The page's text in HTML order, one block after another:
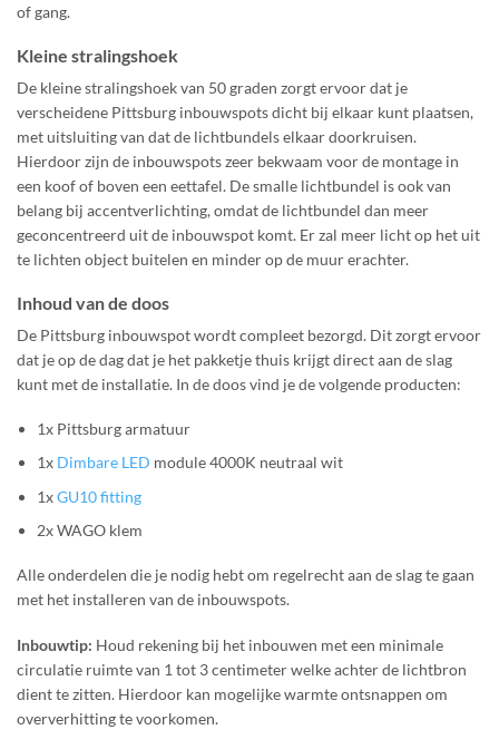
of gang.
Kleine stralingshoek
De kleine stralingshoek van 50 graden zorgt ervoor dat je
verscheidene Pittsburg inbouwspots dicht bij elkaar kunt plaatsen,
met uitsluiting van dat de lichtbundels elkaar doorkruisen.
Hierdoor zijn de inbouwspots zeer bekwaam voor de montage in
een koof of boven een eettafel. De smalle lichtbundel is ook van
belang bij accentverlichting, omdat de lichtbundel dan meer
geconcentreerd uit de inbouwspot komt. Er zal meer licht op het uit
te lichten object buitelen en minder op de muur erachter.
Inhoud van de doos
De Pittsburg inbouwspot wordt compleet bezorgd. Dit zorgt ervoor
dat je op de dag dat je het pakketje thuis krijgt direct aan de slag
kunt met de installatie. In de doos vind je de volgende producten:
1x Pittsburg armatuur
1x Dimbare LED module 4000K neutraal wit
1xGU10 fitting
2x WAGO klem
Alle onderdelen die je nodig hebt om regelrecht aan de slag te gaan
met het installeren van de inbouwspots.
Inbouwtip: Houd rekening bij het inbouwen met een minimale
circulatie ruimte van 1 tot 3 centimeter welke achter de lichtbron
dient te zitten. Hierdoor kan mogelijke warmte ontsnappen om
oververhitting te voorkomen.